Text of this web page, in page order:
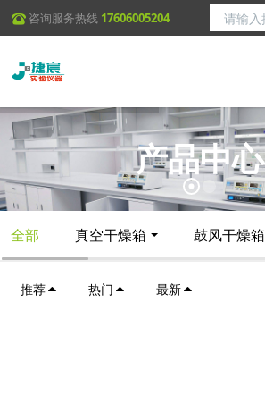
咨询服务热线 17606005204
产品中心
全部 真空干燥箱 鼓风干燥箱
推荐 热门 最新